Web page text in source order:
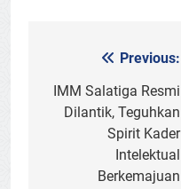
navigation
Previous:
IMM Salatiga Resmi
Dilantik, Teguhkan
Spirit Kader
Intelektual
Berkemajuan